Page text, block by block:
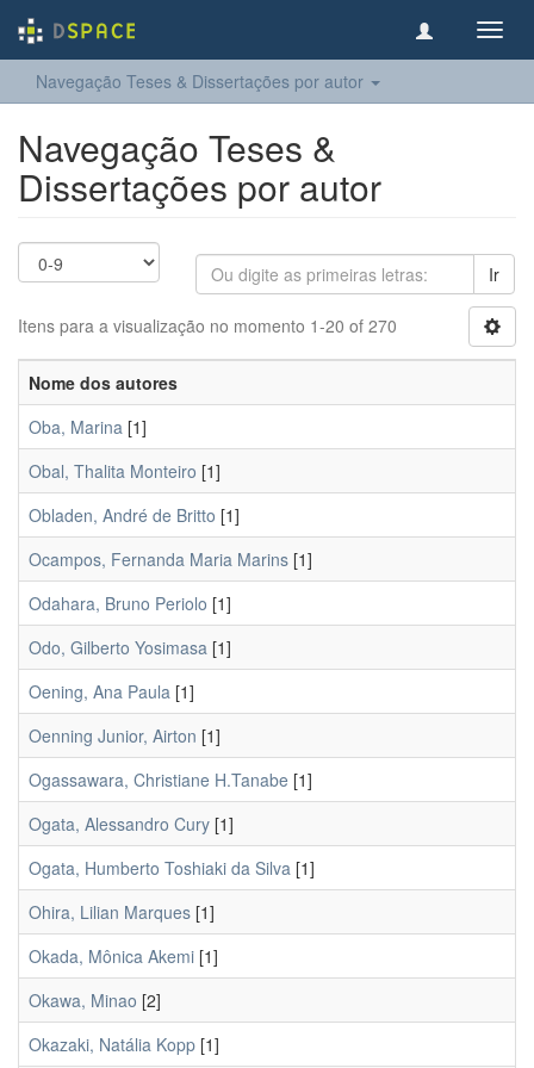
Navegação Teses & Dissertações por autor
Navegação Teses &
Dissertações por autor
Ir
Itens para a visualização no momento 1-20 of 270
Nome dos autores
Oba, Marina [1]
Obal, Thalita Monteiro [1]
Obladen, André de Britto [1]
Ocampos, Fernanda Maria Marins [1]
Odahara, Bruno Periolo [1]
Odo, Gilberto Yosimasa [1]
Oening, Ana Paula [1]
Oenning Junior, Airton [1]
Ogassawara, Christiane H.Tanabe [1]
Ogata, Alessandro Cury [1]
Ogata, Humberto Toshiaki da Silva [1]
Ohira, Lilian Marques [1]
Okada, Mônica Akemi [1]
Okawa, Minao [2]
Okazaki, Natália Kopp [1]